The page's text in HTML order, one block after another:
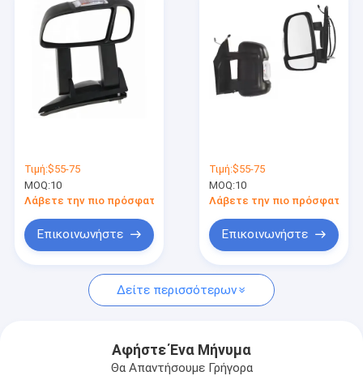
Προϊόντα
Σχετικά με εμάς
Επισκεψή εργοστασίου
Ζητήστε μια προσφορά
Ανταλλακτικά Tesla
Μέρη Mercedes Sprinter
Ανταλλακτικά Ford Transit
Τιμή:$55-75
MOQ:10
Λάβετε την πιο πρόσφατη τιμή
Επικοινωνήστε
Τιμή:$55-75
MOQ:10
Λάβετε την πιο πρόσφατη
Επικοινωνήστε
Δείτε περισσότερων
Αφήστε Ένα Μήνυμα
Θα Απαντήσουμε Γρήγορα